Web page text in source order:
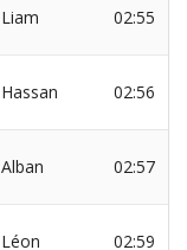
Liam 02:55
Hassan 02:56
Alban 02:57
Léon 02:59